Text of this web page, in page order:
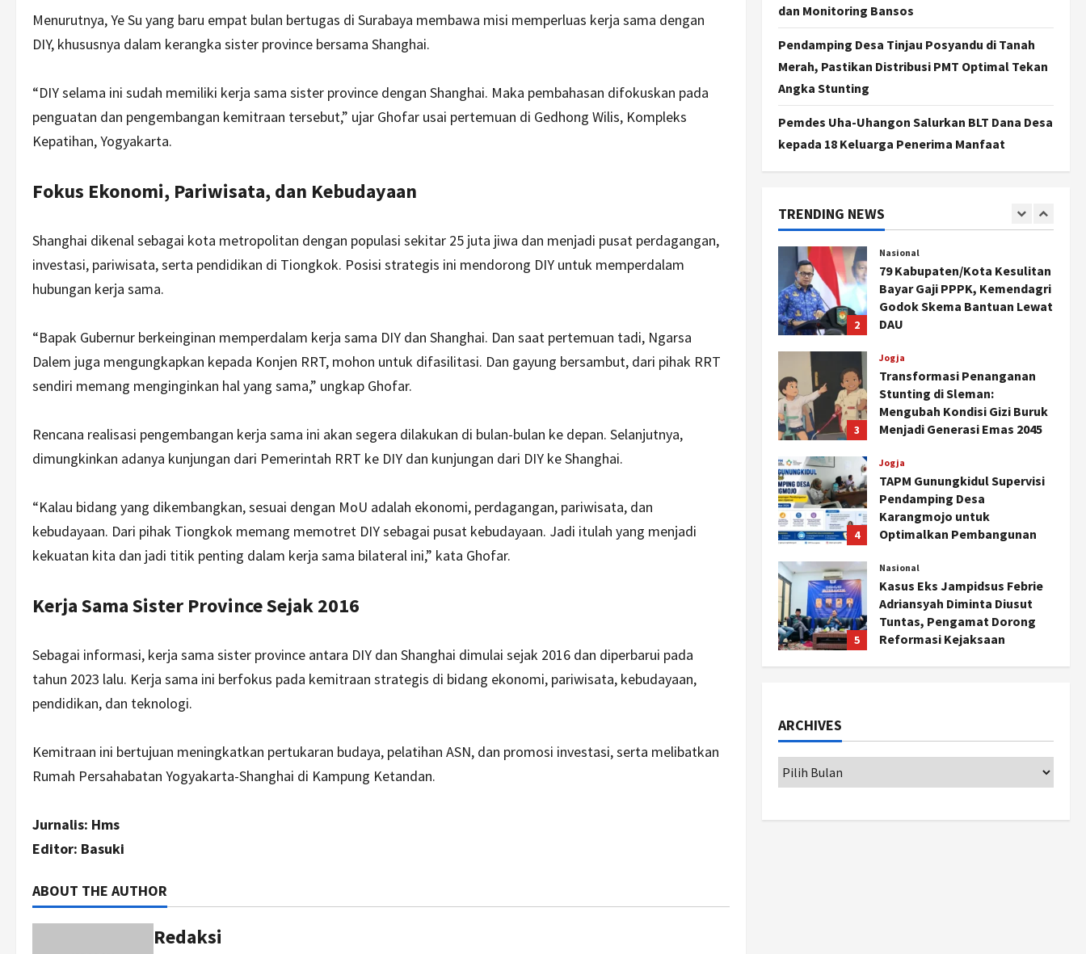
Menurutnya, Ye Su yang baru empat bulan bertugas di Surabaya membawa misi memperluas kerja sama dengan
DIY, khususnya dalam kerangka sister province bersama Shanghai.
“DIY selama ini sudah memiliki kerja sama sister province dengan Shanghai. Maka pembahasan difokuskan pada
penguatan dan pengembangan kemitraan tersebut,” ujar Ghofar usai pertemuan di Gedhong Wilis, Kompleks
Kepatihan, Yogyakarta.
Fokus Ekonomi, Pariwisata, dan Kebudayaan
Shanghai dikenal sebagai kota metropolitan dengan populasi sekitar 25 juta jiwa dan menjadi pusat perdagangan,
investasi, pariwisata, serta pendidikan di Tiongkok. Posisi strategis ini mendorong DIY untuk memperdalam
hubungan kerja sama.
“Bapak Gubernur berkeinginan memperdalam kerja sama DIY dan Shanghai. Dan saat pertemuan tadi, Ngarsa
Dalem juga mengungkapkan kepada Konjen RRT, mohon untuk difasilitasi. Dan gayung bersambut, dari pihak RRT
sendiri memang menginginkan hal yang sama,” ungkap Ghofar.
Rencana realisasi pengembangan kerja sama ini akan segera dilakukan di bulan-bulan ke depan. Selanjutnya,
dimungkinkan adanya kunjungan dari Pemerintah RRT ke DIY dan kunjungan dari DIY ke Shanghai.
“Kalau bidang yang dikembangkan, sesuai dengan MoU adalah ekonomi, perdagangan, pariwisata, dan
kebudayaan. Dari pihak Tiongkok memang memotret DIY sebagai pusat kebudayaan. Jadi itulah yang menjadi
kekuatan kita dan jadi titik penting dalam kerja sama bilateral ini,” kata Ghofar.
Kerja Sama Sister Province Sejak 2016
Sebagai informasi, kerja sama sister province antara DIY dan Shanghai dimulai sejak 2016 dan diperbarui pada
tahun 2023 lalu. Kerja sama ini berfokus pada kemitraan strategis di bidang ekonomi, pariwisata, kebudayaan,
pendidikan, dan teknologi.
Kemitraan ini bertujuan meningkatkan pertukaran budaya, pelatihan ASN, dan promosi investasi, serta melibatkan
Rumah Persahabatan Yogyakarta-Shanghai di Kampung Ketandan.
Jurnalis: Hms
Editor: Basuki
ABOUT THE AUTHOR
Redaksi
dan Monitoring Bansos
Pendamping Desa Tinjau Posyandu di Tanah
Merah, Pastikan Distribusi PMT Optimal Tekan
Angka Stunting
Pemdes Uha-Uhangon Salurkan BLT Dana Desa
kepada 18 Keluarga Penerima Manfaat
TRENDING NEWS
4
Optimalkan Pembangunan
dan Pemberdayaan
Kalurahan
Agustus 5, 2026
Nasional
Kasus Eks Jampidsus Febrie
Adriansyah Diminta Diusut
Reformasi Kejaksaan
1
Politik
2
Nasional
79 Kabupaten/Kota Kesulitan
Bayar Gaji PPPK, Kemendagri
Godok Skema Bantuan Lewat
DAU
3
Jogja
Transformasi Penanganan
Stunting di Sleman:
Mengubah Kondisi Gizi Buruk
Menjadi Generasi Emas 2045
4
Jogja
TAPM Gunungkidul Supervisi
Pendamping Desa
Karangmojo untuk
Optimalkan Pembangunan
Kalurahan
Agustus 5, 2026
5
Nasional
Kasus Eks Jampidsus Febrie
Adriansyah Diminta Diusut
Tuntas, Pengamat Dorong
Reformasi Kejaksaan
1
ARCHIVES